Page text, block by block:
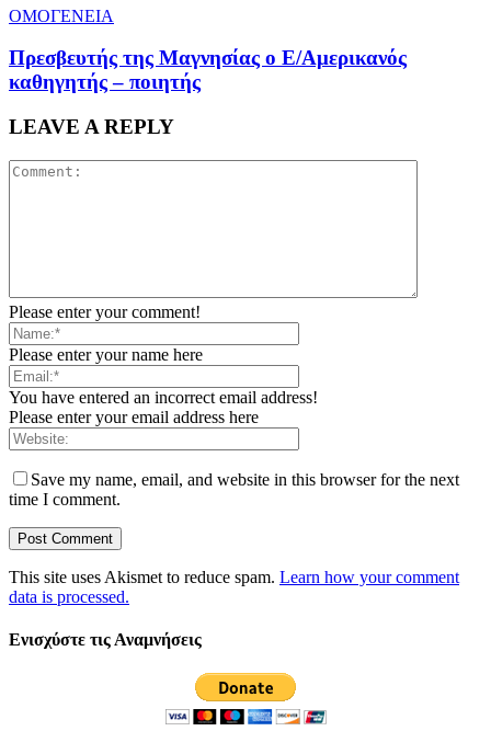
ΟΜΟΓΕΝΕΙΑ
Πρεσβευτής της Μαγνησίας ο Ε/Αμερικανός
καθηγητής – ποιητής
LEAVE A REPLY
Please enter your comment!
Please enter your name here
You have entered an incorrect email address!
Please enter your email address here
Save my name, email, and website in this browser for the next
time I comment.
This site uses Akismet to reduce spam. Learn how your comment
data is processed.
Ενισχύστε τις Αναμνήσεις